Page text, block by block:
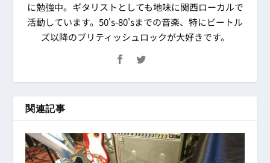
に勉強中。ギタリストとしても地味に関西ローカルで
活動しています。50's-80'sまでの音楽、特にビートル
ズ以降のブリティッシュロックが大好きです。
関連記事